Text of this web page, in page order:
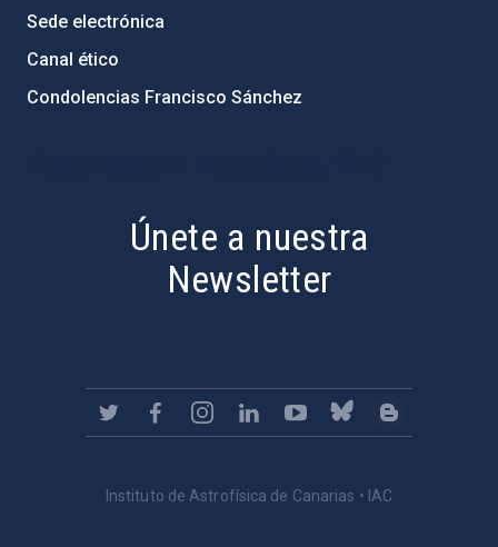
Sede electrónica
Canal ético
Condolencias Francisco Sánchez
Únete a nuestra
Newsletter
Instituto de Astrofísica de Canarias • IAC